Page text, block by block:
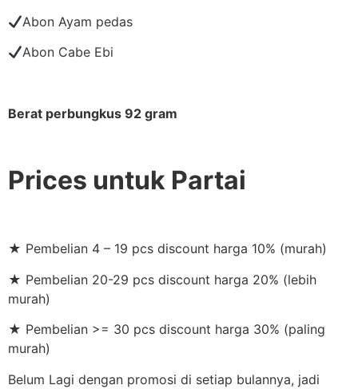
Abon Ayam pedas
Abon Cabe Ebi
Berat perbungkus 92 gram
Prices untuk Partai
★ Pembelian 4 – 19 pcs discount harga 10% (murah)
★ Pembelian 20-29 pcs discount harga 20% (lebih
murah)
★ Pembelian >= 30 pcs discount harga 30% (paling
murah)
Belum Lagi dengan promosi di setiap bulannya, jadi